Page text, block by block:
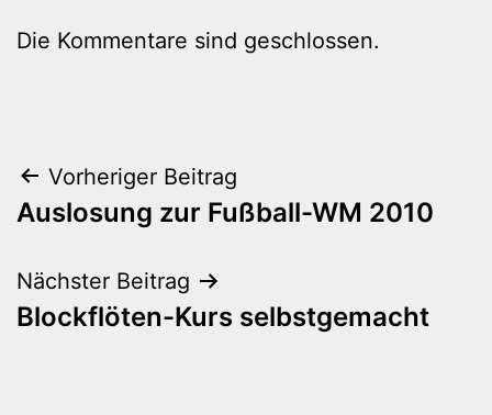
Die Kommentare sind geschlossen.
Beitragsnavigation
Vorheriger Beitrag
Auslosung zur Fußball-WM 2010
Nächster Beitrag
Blockflöten-Kurs selbstgemacht